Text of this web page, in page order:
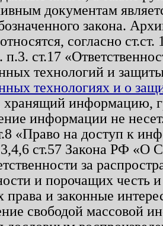
документам
закона.
согласно
п.3. ст.17
технологий и
технологиях и о
информацию,
информации не
«Право на доступ к
ст.57 Закона РФ «О
за
и порочащих честь
и законные
свободой массовой